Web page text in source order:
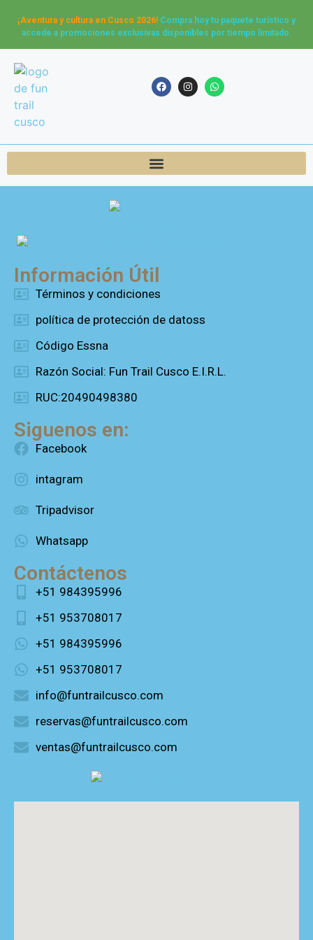
¡Aventura y cultura en Cusco 2026! Compra hoy tu paquete turístico y
accede a promociones exclusivas disponibles por tiempo limitado.
Información Útil
Términos y condiciones
política de protección de datoss
Código Essna
Razón Social: Fun Trail Cusco E.I.R.L.
RUC:20490498380
Siguenos en:
Facebook
intagram
Tripadvisor
Whatsapp
Contáctenos
+51 984395996
+51 953708017
+51 984395996
+51 953708017
info@funtrailcusco.com
reservas@funtrailcusco.com
ventas@funtrailcusco.com